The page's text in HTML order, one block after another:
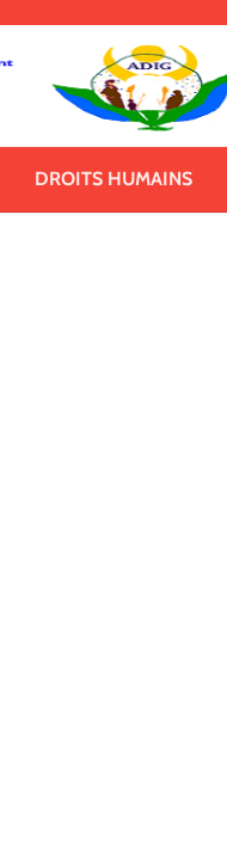
DROITS HUMAINS